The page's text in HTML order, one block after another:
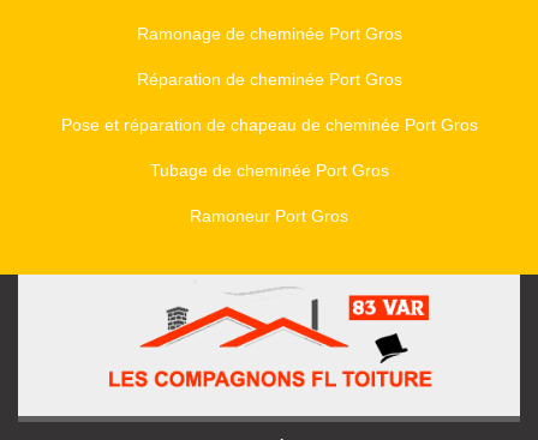
Ramonage de cheminée Port Gros
Réparation de cheminée Port Gros
Pose et réparation de chapeau de cheminée Port Gros
Tubage de cheminée Port Gros
Ramoneur Port Gros